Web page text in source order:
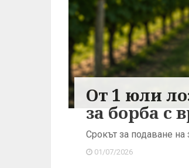
От 1 юли
за борба с
Срокът за подаване
01/07/2026